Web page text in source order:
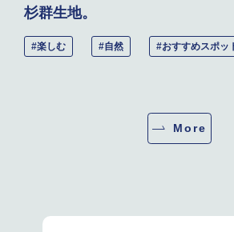
杉群生地。
#楽しむ #自然 #おすすめスポッ
More